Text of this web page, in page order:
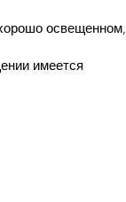
освещенном,
имеется